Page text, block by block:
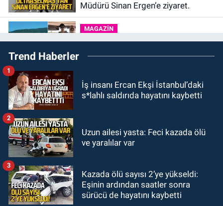
Müdürü Sinan Ergen’e ziyaret.
MAGAZİN
12:31Ülkü Hilal Çiftçi’nin babası
Ünal Çiftçi suç duyurusunda
ortaya çıktı.
12:00Olcay Can görevine resmen
10:51Bülent Ecevit Üniversitesi'ne
GÜNDEM
10:00
Almanya’da’ 21 Ağustos’ta
Trend Haberler
İş insanı Ercan Ekşi İstanbul’daki
s*lahlı saldırıda hayatını kaybetti
1
Uzun ailesi yasta: Feci kazada ölü
ve yaralılar var
2
Kazada ölü sayısı 2’ye yükseldi:
Eşinin ardından saatler sonra
sürücü de hayatını kaybetti
3